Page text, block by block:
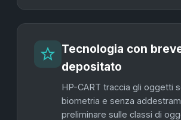
Tecnologia con
depositato
HP-CART traccia gli oggetti
biometria e senza
preliminare sulle classi di